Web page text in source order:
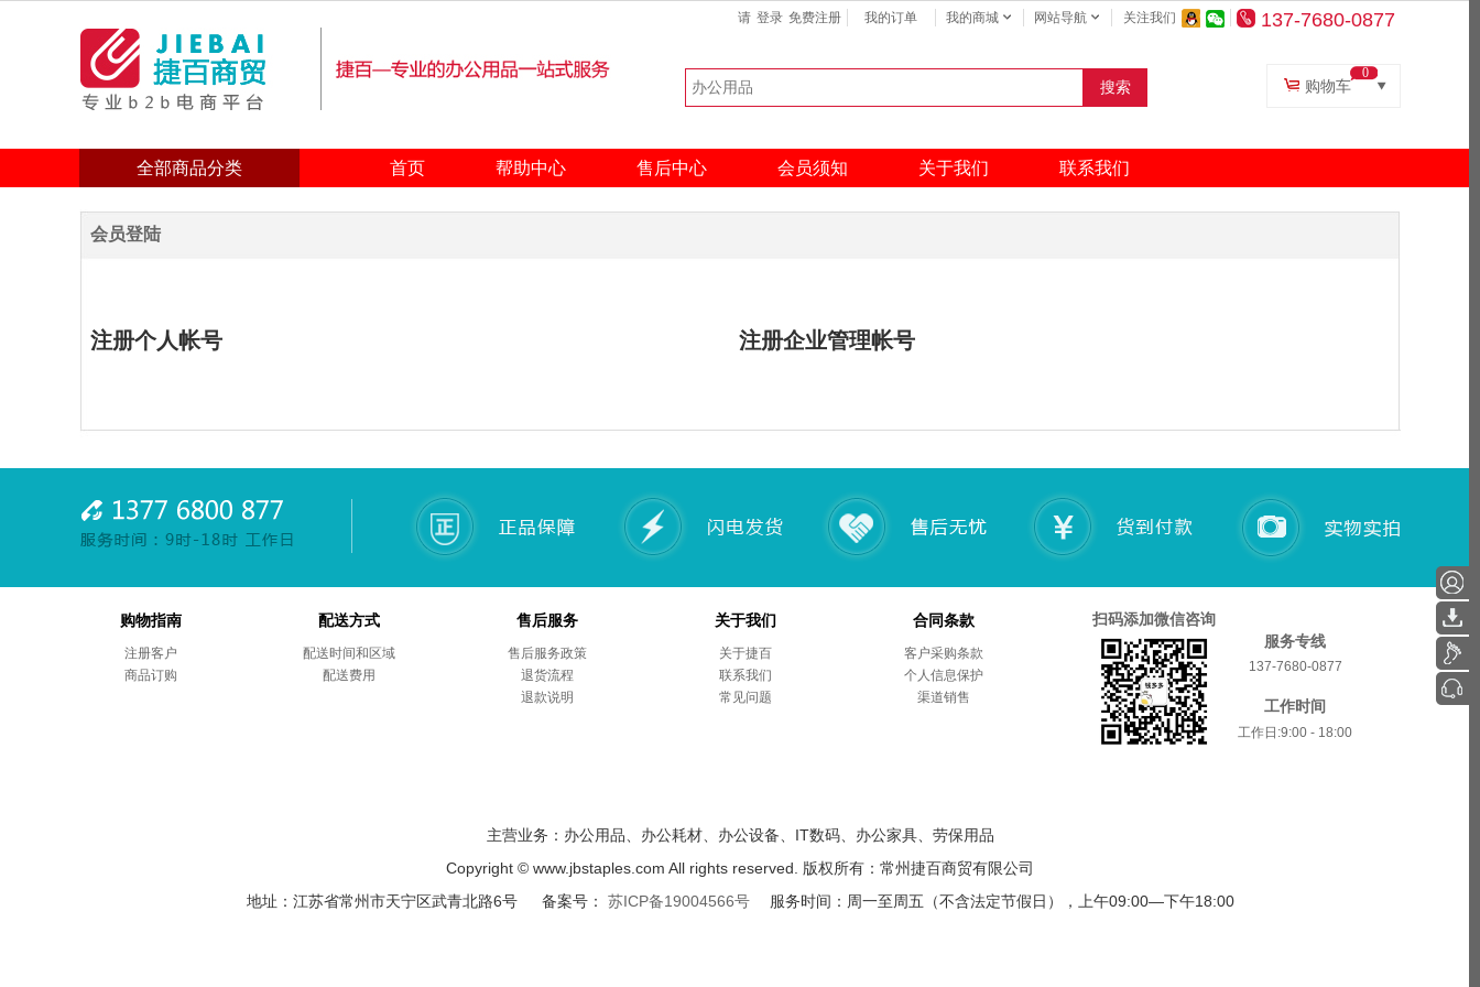
请 登录 免费注册 我的订单 我的商城 网站导航 关注我们 137-7680-0877
搜索 购物车
0
全部商品分类 首页 帮助中心 售后中心 会员须知 关于我们 联系我们
会员登陆
注册个人帐号 注册企业管理帐号
购物指南
注册客户
商品订购
配送方式
配送时间和区域
配送费用
售后服务
售后服务政策
退货流程
退款说明
关于我们
关于捷百
联系我们
常见问题
合同条款
客户采购条款
个人信息保护
渠道销售
扫码添加微信咨询
服务专线
137-7680-0877
工作时间
工作日:9:00 - 18:00
主营业务：办公用品、办公耗材、办公设备、IT数码、办公家具、劳保用品
Copyright © www.jbstaples.com All rights reserved. 版权所有：常州捷百商贸有限公司
地址：江苏省常州市天宁区武青北路6号 备案号： 苏ICP备19004566号服务时间：周一至周五（不含法定节假日），上午09:00—下午18:00